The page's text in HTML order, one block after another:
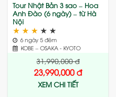
Tour Nhật Bản 3 sao – Hoa
Anh Đào (6 ngày) – từ Hà
Nội
★ ★ ★ ★ ★
6 ngày 5 đêm
KOBE – OSAKA - KYOTO
31,990,000đ
23,990,000đ
XEM CHI TIẾT